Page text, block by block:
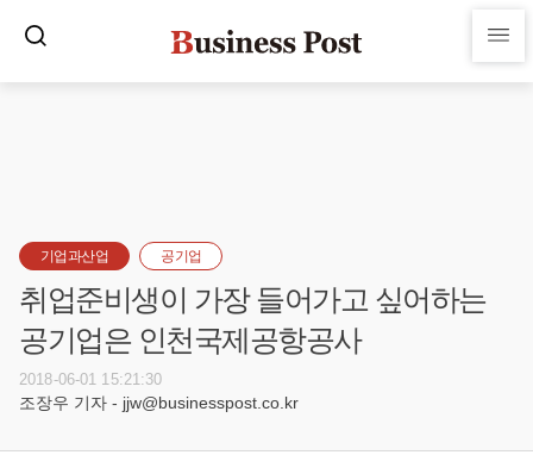
기업과산업 공기업
취업준비생이 가장 들어가고 싶어하는
공기업은 인천국제공항공사
2018-06-01 15:21:30
조장우 기자 - jjw@businesspost.co.kr